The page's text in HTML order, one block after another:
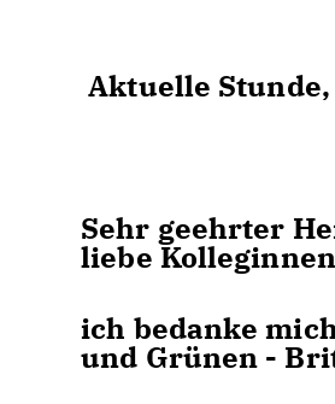
Aktuelle Stunde,
Sehr geehrter
liebe
ich bedanke
und Grünen -